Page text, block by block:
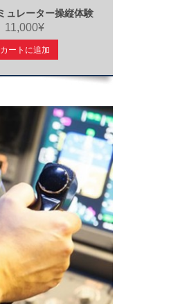
レーター操縦体験
11,000¥
カートに追加